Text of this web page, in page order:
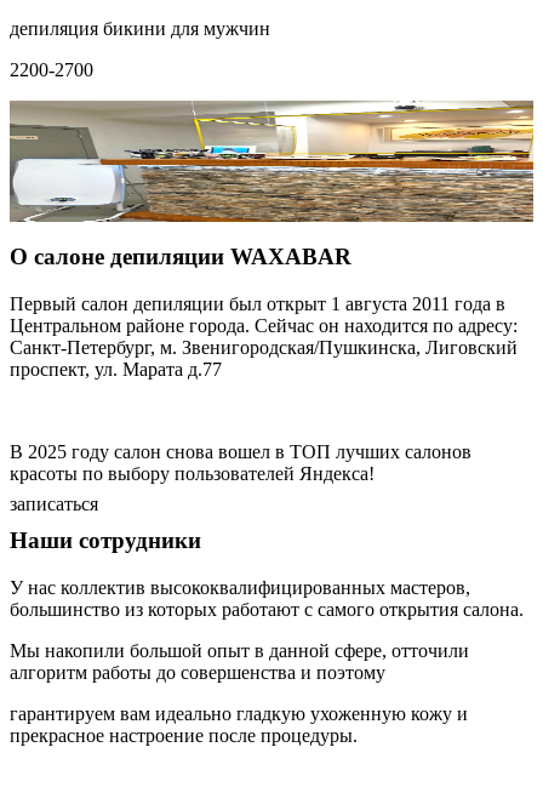
депиляция бикини для мужчин
2200-2700
О салоне депиляции WAXABAR
Первый салон депиляции был открыт 1 августа 2011 года в
Центральном районе города. Сейчас он находится по адресу:
Санкт-Петербург, м. Звенигородская/Пушкинска, Лиговский
проспект, ул. Марата д.77
В 2025 году салон снова вошел в ТОП лучших салонов
красоты по выбору пользователей Яндекса!
записаться
Наши сотрудники
У нас коллектив высококвалифицированных мастеров,
большинство из которых работают с самого открытия салона.
Мы накопили большой опыт в данной сфере, отточили
алгоритм работы до совершенства и поэтому
гарантируем вам идеально гладкую ухоженную кожу и
прекрасное настроение после процедуры.